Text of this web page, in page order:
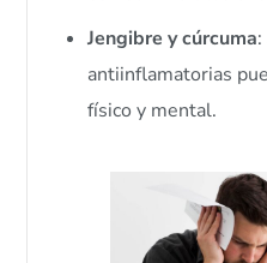
Jengibre y cúrcuma
antiinflamatorias
físico y mental.